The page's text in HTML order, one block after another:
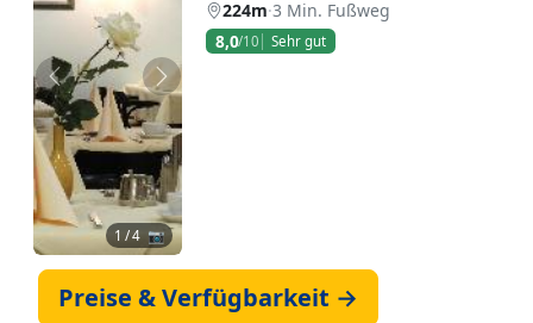
Zurück Weiter
1 / 4 📷
224m·3 Min. Fußweg
8,0/10 Sehr gut
Preise & Verfügbarkeit →